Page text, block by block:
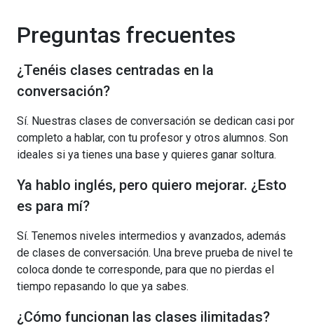
Preguntas frecuentes
¿Tenéis clases centradas en la
conversación?
Sí. Nuestras clases de conversación se dedican casi por
completo a hablar, con tu profesor y otros alumnos. Son
ideales si ya tienes una base y quieres ganar soltura.
Ya hablo inglés, pero quiero mejorar. ¿Esto
es para mí?
Sí. Tenemos niveles intermedios y avanzados, además
de clases de conversación. Una breve prueba de nivel te
coloca donde te corresponde, para que no pierdas el
tiempo repasando lo que ya sabes.
¿Cómo funcionan las clases ilimitadas?